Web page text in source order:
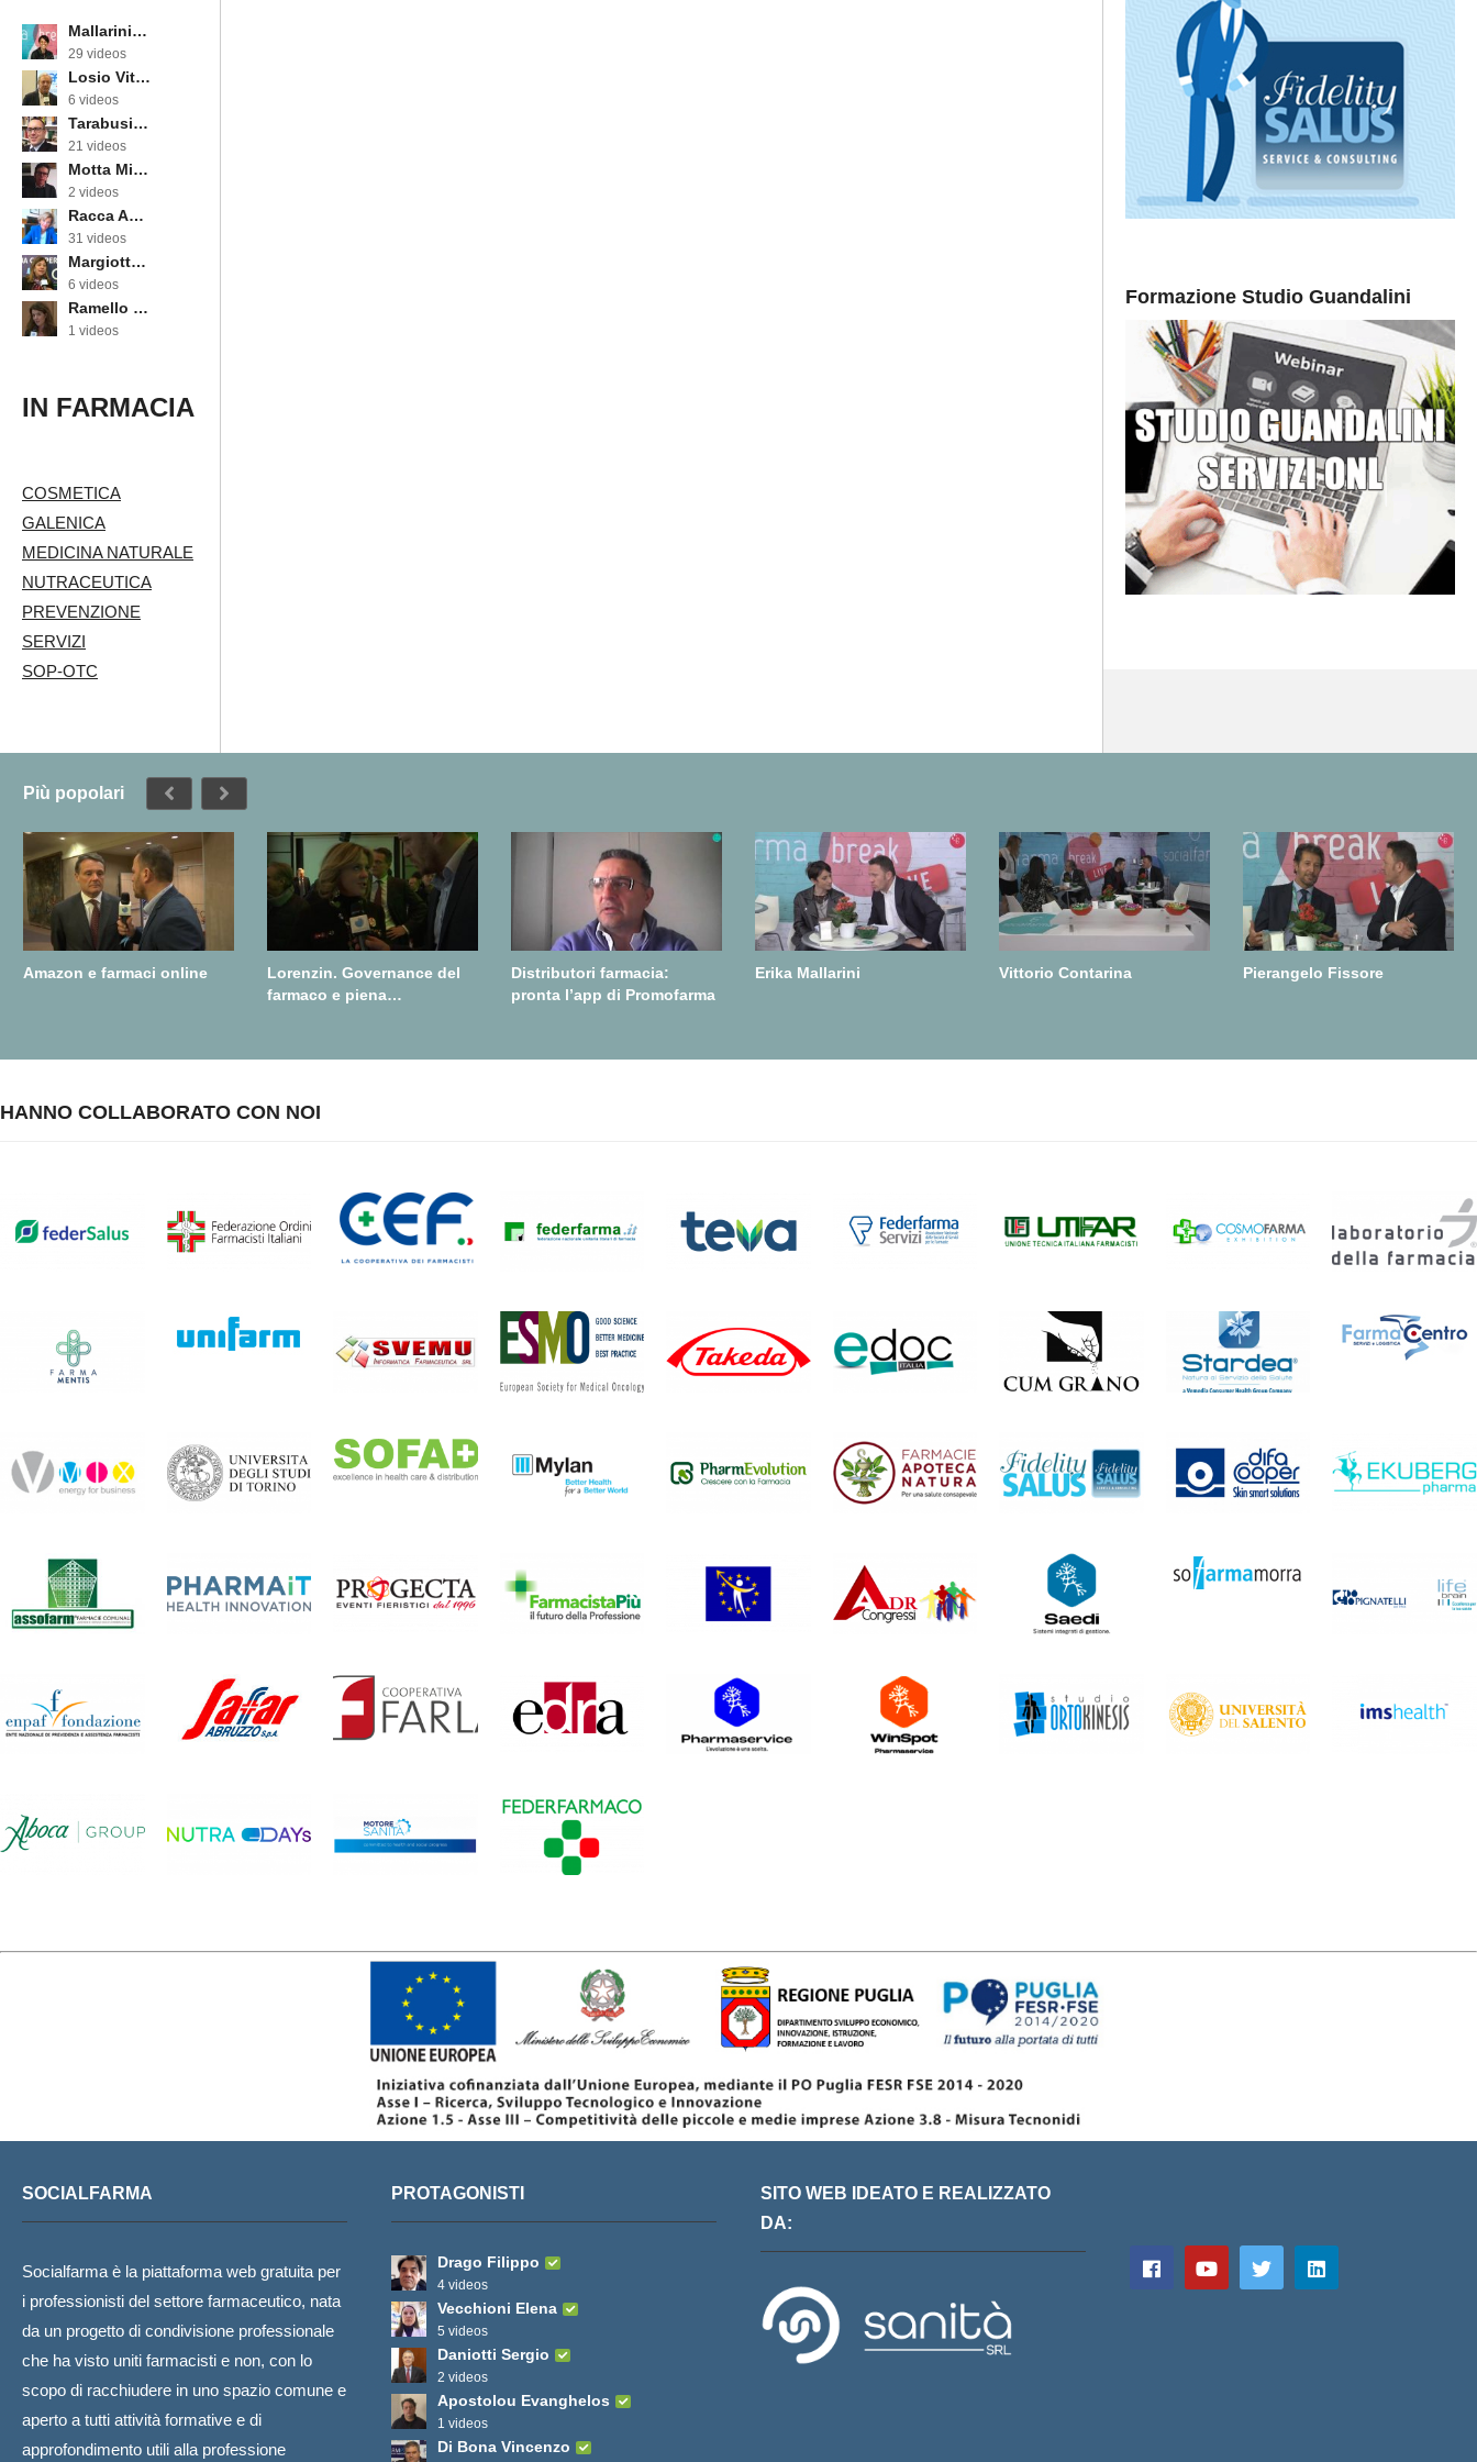
Mallarini Erika
29 videos
Losio Vittorino
6 videos
Tarabusi Marcello
21 videos
Motta Michele
2 videos
Racca Annarosa
31 videos
Margiotta Angela
6 videos
Ramello Cinzia
1 videos
IN FARMACIA
COSMETICA
GALENICA
MEDICINA NATURALE
NUTRACEUTICA
PREVENZIONE
SERVIZI
SOP-OTC
Formazione Studio Guandalini
Più popolari
Amazon e farmaci online
Lorenzin. Governance del
farmaco e piena
Distributori farmacia:
pronta l’app di Promofarma
Erika Mallarini Vittorio Contarina Pierangelo Fissore
HANNO COLLABORATO CON NOI
SOCIALFARMA
Socialfarma è la piattaforma web gratuita per
i professionisti del settore farmaceutico, nata
da un progetto di condivisione professionale
che ha visto uniti farmacisti e non, con lo
scopo di racchiudere in uno spazio comune e
aperto a tutti attività formative e di
approfondimento utili alla professione
PROTAGONISTI
Drago Filippo
4 videos
Vecchioni Elena
5 videos
Daniotti Sergio
2 videos
Apostolou Evanghelos
1 videos
Di Bona Vincenzo
SITO WEB IDEATO E REALIZZATO
DA: